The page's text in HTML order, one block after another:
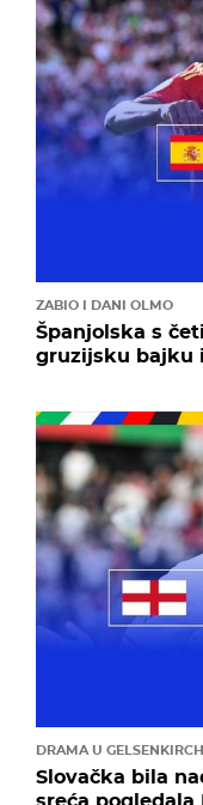
ZABIO I DANI OLMO
Španjolska s
gruzijsku bajku
DRAMA U
Slovačka bila